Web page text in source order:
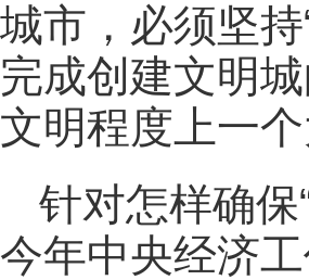
城市，必须坚
完成创建文明
文明程度上一个
针对怎样确保
今年中央经济